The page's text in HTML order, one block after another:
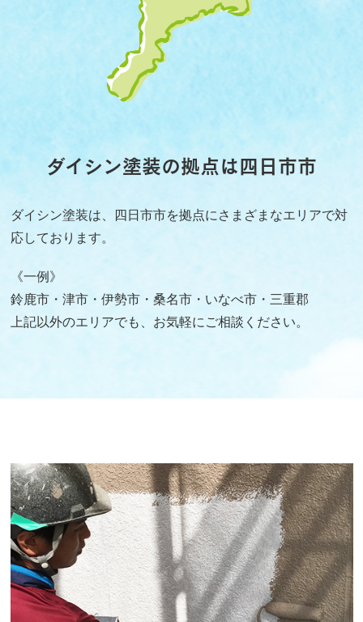
ダイシン塗装の拠点は四日市市
ダイシン塗装は、四日市市を拠点にさまざまなエリアで対
応しております。
《一例》
鈴鹿市・津市・伊勢市・桑名市・いなべ市・三重郡
上記以外のエリアでも、お気軽にご相談ください。